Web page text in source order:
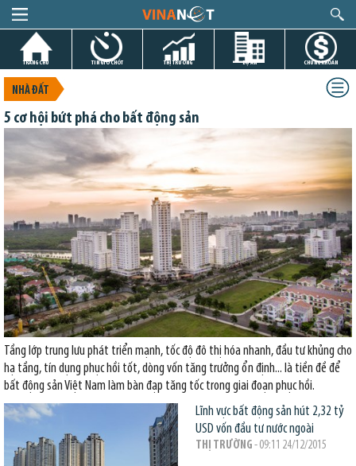
TRANG CHỦ TIN GIỜ CHÓT THỊ TRƯỜNG DỰ ÁN CHỨNG KHOÁN
NHÀ ĐẤT
5 cơ hội bứt phá cho bất động sản
Tầng lớp trung lưu phát triển mạnh, tốc độ đô thị hóa nhanh, đầu tư khủng cho
hạ tầng, tín dụng phục hồi tốt, dòng vốn tăng trưởng ổn định... là tiền đề để
bất động sản Việt Nam làm bàn đạp tăng tốc trong giai đoạn phục hồi.
Lĩnh vực bất động sản hút 2,32 tỷ
USD vốn đầu tư nước ngoài
THỊ TRƯỜNG - 09:11 24/12/2015